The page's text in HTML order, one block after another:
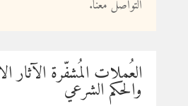
التواصل معنا.
العُملات المُشفّرة الآثار
والحكم الشرعي